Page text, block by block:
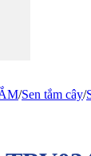
/Sen tắm cây/